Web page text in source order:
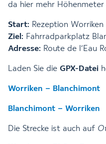
da hier mehr
Start: Rezeption Worriken
Ziel: Fahrradparkplatz
Adresse: Route de l’Eau
Laden Sie die GPX-Datei
Worriken – Blanchimont
Blanchimont – Worriken
Die Strecke ist auch auf